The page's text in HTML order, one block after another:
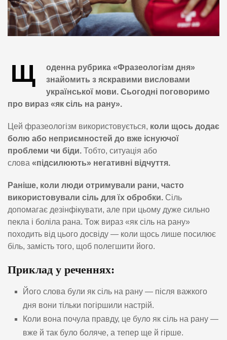
Щ
оденна рубрика «Фразеологізм дня»
знайомить з яскравими висловами
української мови. Сьогодні поговоримо
про вираз «як сіль на рану».
Цей фразеологізм використовується, коли щось додає
болю або неприємностей до вже існуючої
проблеми чи біди. Тобто, ситуація або
слова «підсилюють» негативні відчуття.
Раніше, коли люди отримували рани, часто
використовували сіль для їх обробки. Сіль
допомагає дезінфікувати, але при цьому дуже сильно
пекла і боліла рана. Тож вираз «як сіль на рану»
походить від цього досвіду — коли щось лише посилює
біль, замість того, щоб полегшити його.
Приклад у реченнях:
Його слова були як сіль на рану — після важкого
дня вони тільки погіршили настрій.
Коли вона почула правду, це було як сіль на рану —
вже й так було боляче, а тепер ще й гірше.